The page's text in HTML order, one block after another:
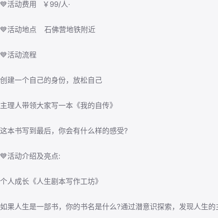
💙活动费用 ￥99/人·
💙活动地点 石佛营地铁附近
💙活动流程
创建一个自己的身份，放松自己
主理人带领大家写一本《我的自传》
这本书写到最后，你会有什么样的感受?
💙活动介绍及亮点:
个人成长《人生剧本写作工坊》
如果人生是一部书，你的书名是什么?通过潜意识探索，发现人生的